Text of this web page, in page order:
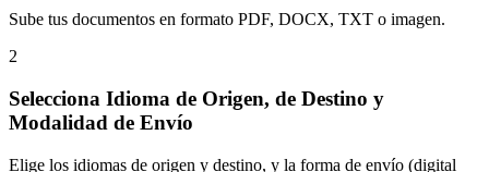
Sube tus documentos en formato PDF, DOCX, TXT o imagen.
2
Selecciona Idioma de Origen, de Destino y
Modalidad de Envío
Elige los idiomas de origen y destino, y la forma de envío (digital